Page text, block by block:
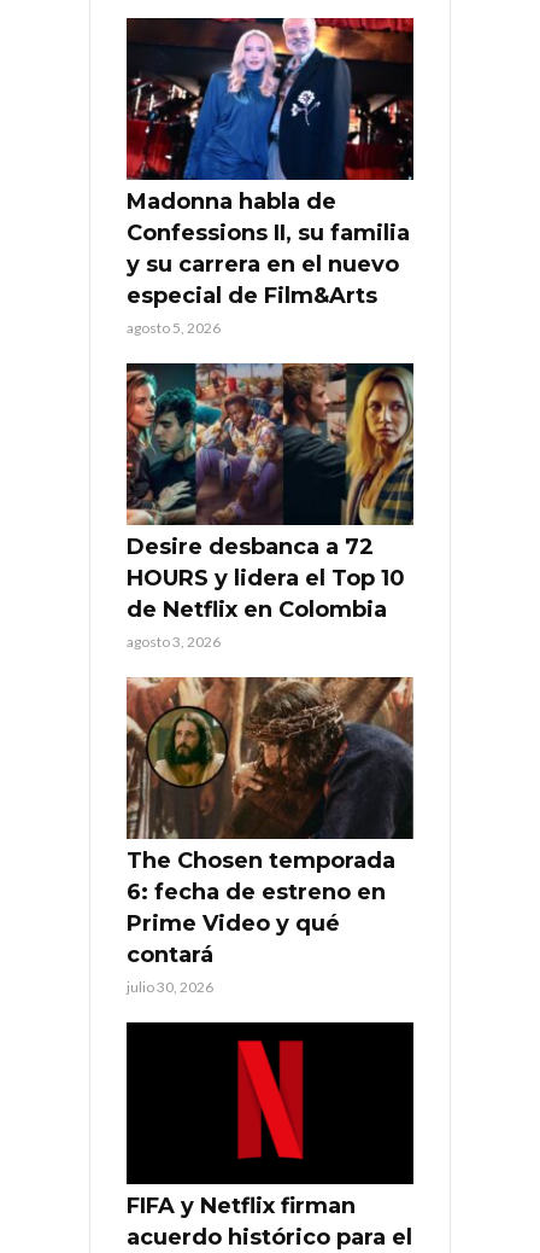
Madonna habla de
Confessions II, su familia
y su carrera en el nuevo
especial de Film&Arts
agosto 5, 2026
Desire desbanca a 72
HOURS y lidera el Top 10
de Netflix en Colombia
agosto 3, 2026
The Chosen temporada
6: fecha de estreno en
Prime Video y qué
contará
julio 30, 2026
FIFA y Netflix firman
acuerdo histórico para el